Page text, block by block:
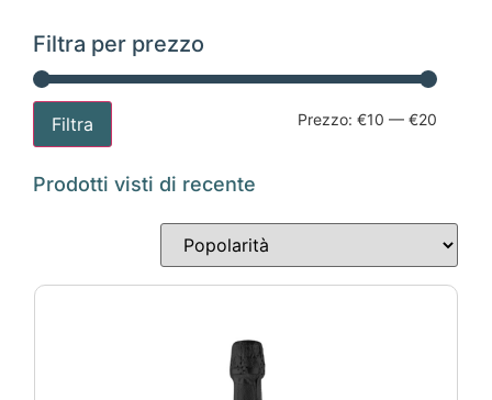
Filtra per prezzo
Filtra Prezzo: €10 — €20
Prodotti visti di recente